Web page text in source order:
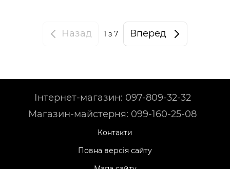
Назад 1 з 7 Вперед
Інтернет-магазин: 097-809-32-32
Магазин-майстерня: 099-160-25-08
Контакти
Повна версія сайту